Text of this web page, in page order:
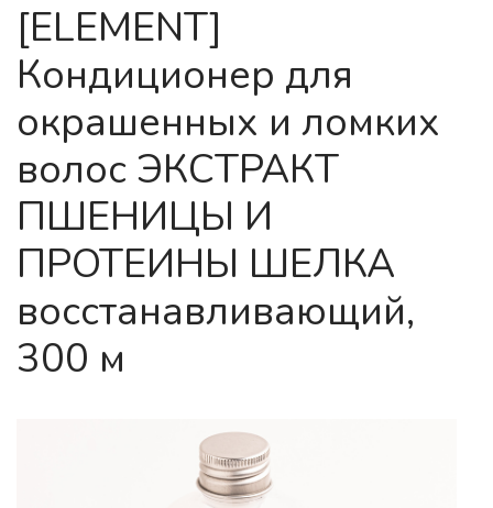
[ELEMENT]
Кондиционер для
окрашенных и ломких
волос ЭКСТРАКТ
ПШЕНИЦЫ И
ПРОТЕИНЫ ШЕЛКА
восстанавливающий,
300 м